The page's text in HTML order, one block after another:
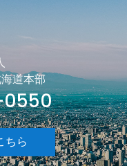
道本部
0550
ちら